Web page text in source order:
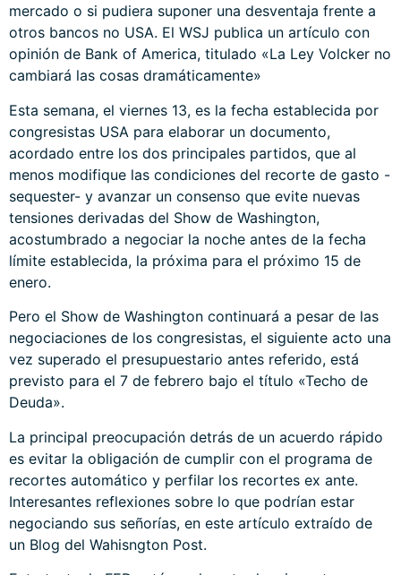
mercado o si pudiera suponer una desventaja frente a
otros bancos no USA. El WSJ publica un artículo con
opinión de Bank of America, titulado «La Ley Volcker no
cambiará las cosas dramáticamente»
Esta semana, el viernes 13, es la fecha establecida por
congresistas USA para elaborar un documento,
acordado entre los dos principales partidos, que al
menos modifique las condiciones del recorte de gasto -
sequester- y avanzar un consenso que evite nuevas
tensiones derivadas del Show de Washington,
acostumbrado a negociar la noche antes de la fecha
límite establecida, la próxima para el próximo 15 de
enero.
Pero el Show de Washington continuará a pesar de las
negociaciones de los congresistas, el siguiente acto una
vez superado el presupuestario antes referido, está
previsto para el 7 de febrero bajo el título «Techo de
Deuda».
La principal preocupación detrás de un acuerdo rápido
es evitar la obligación de cumplir con el programa de
recortes automático y perfilar los recortes ex ante.
Interesantes reflexiones sobre lo que podrían estar
negociando sus señorías, en este artículo extraído de
un Blog del Wahisngton Post.